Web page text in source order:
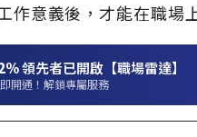
作意義後，才能在職場
領先者已開啟【職場雷達】
開通！解鎖專屬服務